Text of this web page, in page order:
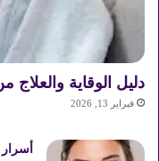
دليل الوقاية والعلاج من
فبراير 13, 2026
أسرار